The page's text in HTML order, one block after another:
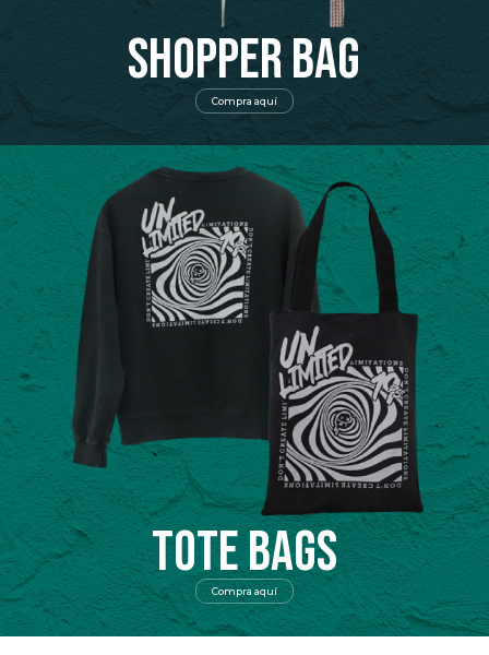
SHOPPER BAG
Compra aquí
TOTE BAGS
Compra aquí